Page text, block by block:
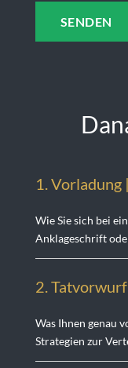
1. Vorladung
Wie Sie sich bei
Anklageschrift
2.
Was Ihnen genau
Strategien zur